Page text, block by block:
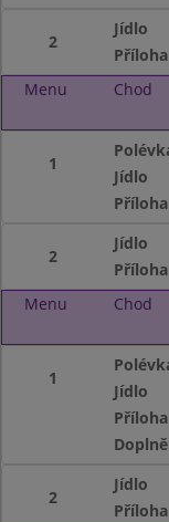
2
Jídlo
Příloha
Menu
Chod
1
Jídlo
Příloha
2
Jídlo
Příloha
Menu
Chod
1
Jídlo
Příloha
2
Jídlo
Příloha